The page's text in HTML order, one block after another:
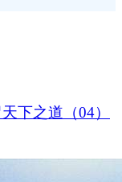
下之道（04）